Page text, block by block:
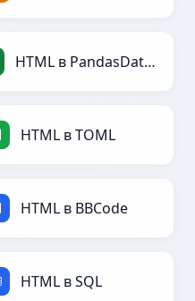
HTML в PandasDataFrame
HTML в TOML
HTML в BBCode
HTML в SQL